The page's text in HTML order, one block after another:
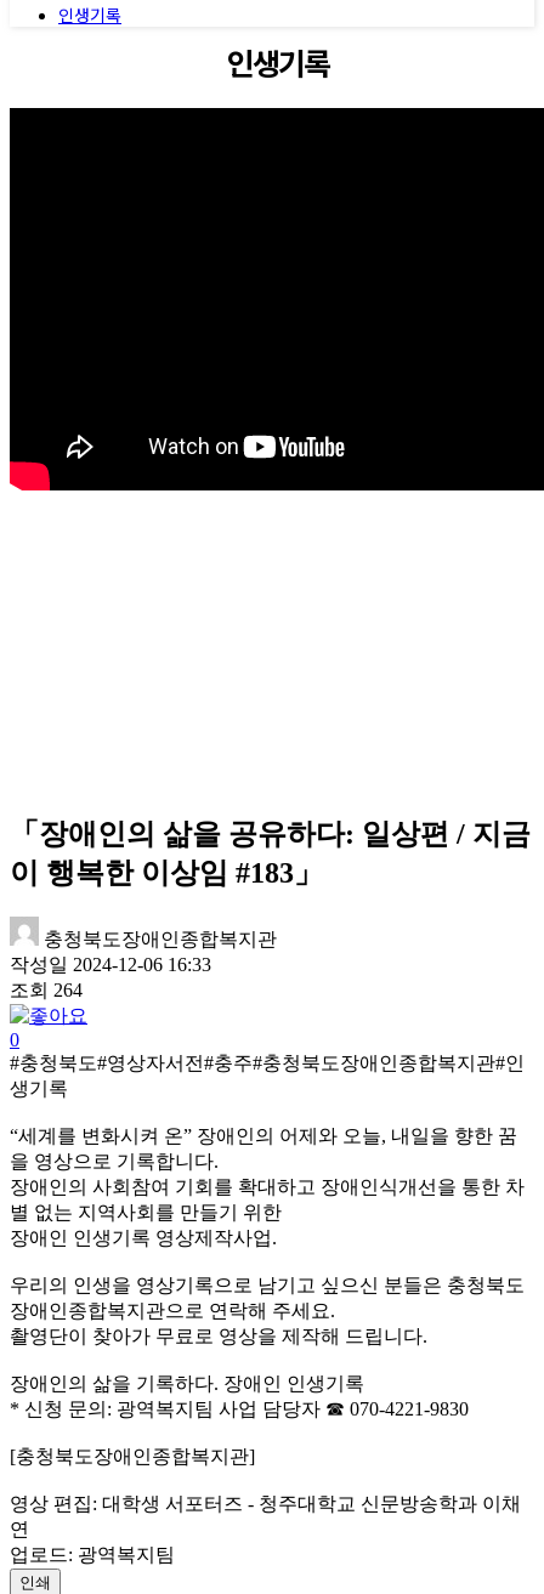
인생기록
인생기록
「장애인의 삶을 공유하다: 일상편 / 지금
이 행복한 이상임 #183」
충청북도장애인종합복지관
작성일 2024-12-06 16:33
조회 264
0
#충청북도#영상자서전#충주#충청북도장애인종합복지관#인
생기록
“세계를 변화시켜 온” 장애인의 어제와 오늘, 내일을 향한 꿈
을 영상으로 기록합니다.
장애인의 사회참여 기회를 확대하고 장애인식개선을 통한 차
별 없는 지역사회를 만들기 위한
장애인 인생기록 영상제작사업.
우리의 인생을 영상기록으로 남기고 싶으신 분들은 충청북도
장애인종합복지관으로 연락해 주세요.
촬영단이 찾아가 무료로 영상을 제작해 드립니다.
장애인의 삶을 기록하다. 장애인 인생기록
* 신청 문의: 광역복지팀 사업 담당자 ☎ 070-4221-9830
[충청북도장애인종합복지관]
영상 편집: 대학생 서포터즈 - 청주대학교 신문방송학과 이채
연
업로드: 광역복지팀
인쇄